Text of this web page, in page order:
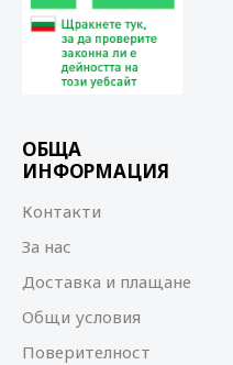
ОБЩА
ИНФОРМАЦИЯ
Контакти
За нас
Доставка и плащане
Общи условия
Поверителност